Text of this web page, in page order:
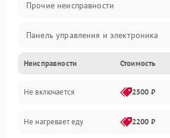
Прочие неисправности
Панель управления и электроника
Дверца и корпус
Механика и внутренние элементы
Механические повреждения
Неисправности Стоимость
Не включается 2500 ₽
Не нагревает еду 2200 ₽